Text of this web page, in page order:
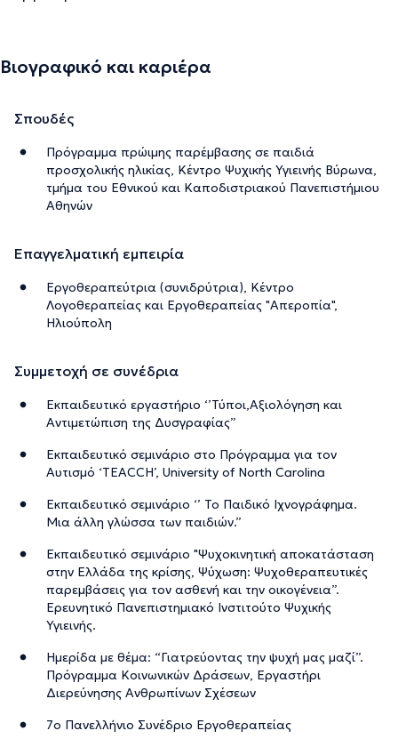
επαληθευμένες πληροφορίες.
Βιογραφικό και καριέρα
Σπουδές
Πρόγραμμα πρώιμης παρέμβασης σε παιδιά
προσχολικής ηλικίας, Κέντρο Ψυχικής Υγιεινής Βύρωνα,
τμήμα του Εθνικού και Καποδιστριακού Πανεπιστήμιου
Αθηνών
Επαγγελματική εμπειρία
Eργοθεραπεύτρια (συνιδρύτρια), Κέντρο
Λογοθεραπείας και Εργοθεραπείας "Απεροπία",
Ηλιούπολη
Συμμετοχή σε συνέδρια
Εκπαιδευτικό εργαστήριο ‘’Τύποι,Αξιολόγηση και
Αντιμετώπιση της Δυσγραφίας”
Εκπαιδευτικό σεμινάριο στο Πρόγραμμα για τον
Αυτισμό ‘TEACCΗ’, University of North Carolina
Εκπαιδευτικό σεμινάριο ‘’ Το Παιδικό Ιχνογράφημα.
Μια άλλη γλώσσα των παιδιών.”
Εκπαιδευτικό σεμινάριο "Ψυχοκινητική αποκατάσταση
στην Ελλάδα της κρίσης, Ψύχωση: Ψυχοθεραπευτικές
παρεμβάσεις για τον ασθενή και την οικογένεια”.
Ερευνητικό Πανεπιστημιακό Ινστιτούτο Ψυχικής
Υγιεινής.
Ημερίδα με θέμα: “Γιατρεύοντας την ψυχή μας μαζί”.
Πρόγραμμα Κοινωνικών Δράσεων, Εργαστήρι
Διερεύνησης Ανθρωπίνων Σχέσεων
7ο Πανελλήνιο Συνέδριο Εργοθεραπείας